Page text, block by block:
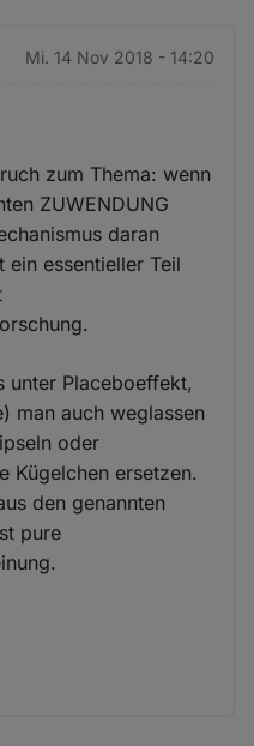
Mi. 14 Nov 2018 - 14:20
zum Thema: wenn
ZUWENDUNG
daran
ein essentieller Teil
unter Placeboeffekt,
man auch weglassen
oder
Kügelchen ersetzen.
den genannten
pure